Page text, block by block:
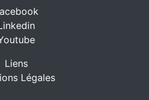
Liens
Légales